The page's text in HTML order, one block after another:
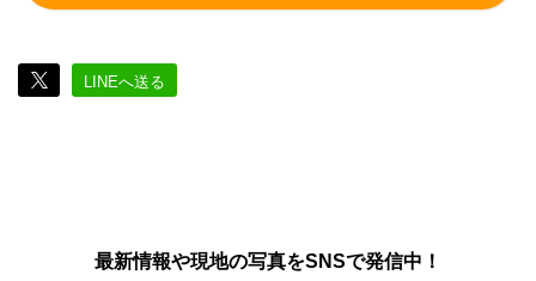
LINEへ送る
最新情報や現地の写真をSNSで発信中！